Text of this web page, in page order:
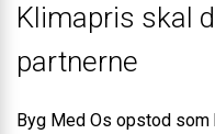
Klimapris skal
partnerne
Byg Med Os opstod